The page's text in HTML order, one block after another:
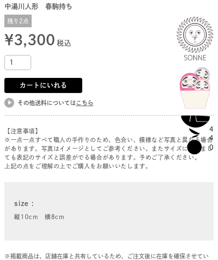
中湯川人形 春駒持ち
残り2点
¥3,300 税込
カートにいれる
その他送料については こちら
【注意事項】
※一点一点すべて職人の手作りのため、色合い、模様など写真と異なる場合
があります。写真はイメージとしてご参考ください。またサイズにつきまし
ても表記のサイズと誤差がでる場合があります。予めご了承ください。
上記の点をご理解の上でご購入をお願いいたします。
size
縦10cm 横8cm
※掲載商品は、店舗在庫と共有しているため、ご注文後に在庫を確保させてい